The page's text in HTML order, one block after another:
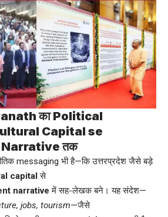
का Political
Capital se
तक
messaging भी है—कि उत्तरप्रदेश जैसे बड़े
capitalसे
narrative में सह-लेखक बने। यह संदेश—
jobs, tourism—जैसे